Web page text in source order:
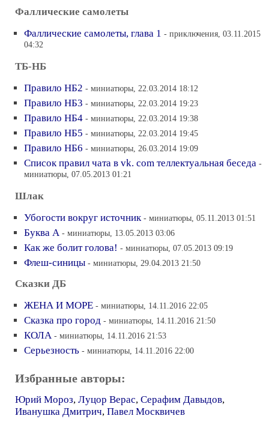
Фаллические самолеты
Фаллические самолеты, глава 1 - приключения, 03.11.2015
04:32
ТБ-НБ
Правило НБ2 - миниатюры, 22.03.2014 18:12
Правило НБ3 - миниатюры, 22.03.2014 19:23
Правило НБ4 - миниатюры, 22.03.2014 19:38
Правило НБ5 - миниатюры, 22.03.2014 19:45
Правило НБ6 - миниатюры, 26.03.2014 19:09
Список правил чата в vk. com теллектуальная беседа -
миниатюры, 07.05.2013 01:21
Шлак
Убогости вокруг источник - миниатюры, 05.11.2013 01:51
Буква А - миниатюры, 13.05.2013 03:06
Как же болит голова! - миниатюры, 07.05.2013 09:19
Флеш-синицы - миниатюры, 29.04.2013 21:50
Сказки ДБ
ЖЕНА И МОРЕ - миниатюры, 14.11.2016 22:05
Сказка про город - миниатюры, 14.11.2016 21:50
КОЛА - миниатюры, 14.11.2016 21:53
Серьезность - миниатюры, 14.11.2016 22:00
Избранные авторы:
Юрий Мороз, Луцор Верас, Серафим Давыдов,
Иванушка Дмитрич, Павел Москвичев